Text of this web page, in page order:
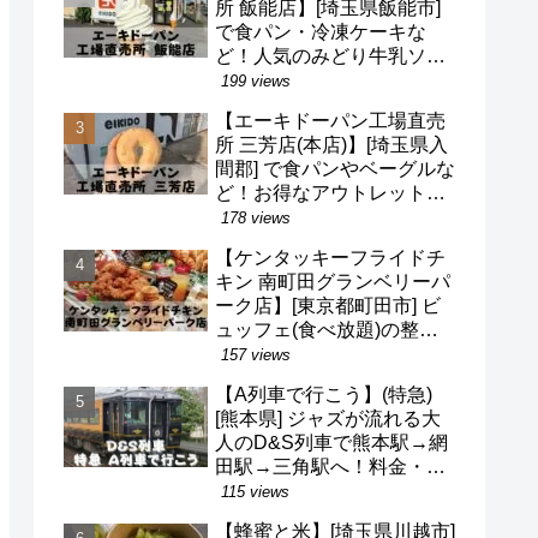
所 飯能店】[埼玉県飯能市]
で食パン・冷凍ケーキな
ど！人気のみどり牛乳ソフ
トクリームも！駐車場・営
199 views
【エーキドーパン工場直売
所 三芳店(本店)】[埼玉県入
間郡] で食パンやベーグルな
ど！お得なアウトレット品
も！駐車場・営業時間・定
178 views
【ケンタッキーフライドチ
キン 南町田グランベリーパ
ーク店】[東京都町田市] ビ
ュッフェ(食べ放題)の整理
券・混雑状況・待ち時間な
157 views
【A列車で行こう】(特急)
[熊本県] ジャズが流れる大
人のD&S列車で熊本駅→網
田駅→三角駅へ！料金・予
約・名前の由来・デザイナ
115 views
【蜂蜜と米】[埼玉県川越市]